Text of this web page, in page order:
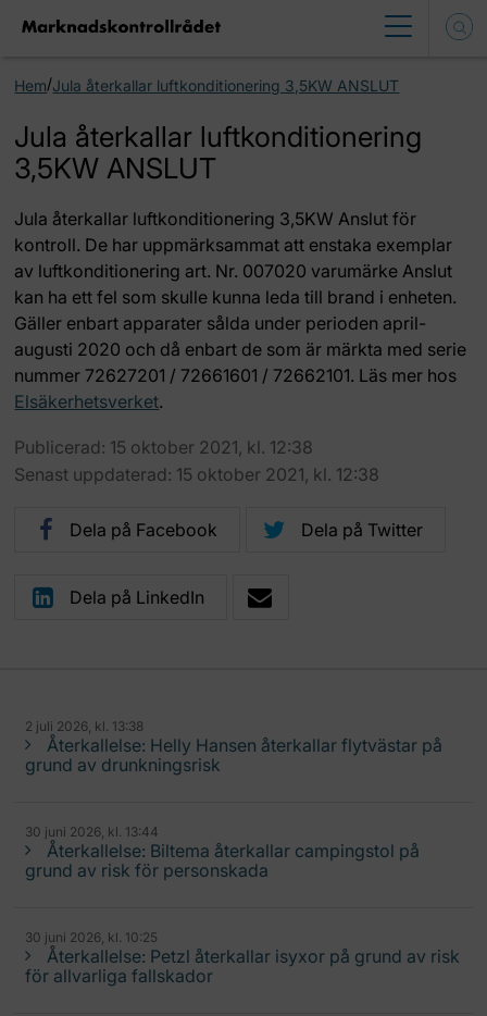
Hem/Jula återkallar luftkonditionering 3,5KW ANSLUT
Jula återkallar luftkonditionering
3,5KW ANSLUT
Jula återkallar luftkonditionering 3,5KW Anslut för
kontroll. De har uppmärksammat att enstaka exemplar
av luftkonditionering art. Nr. 007020 varumärke Anslut
kan ha ett fel som skulle kunna leda till brand i enheten.
Gäller enbart apparater sålda under perioden april-
augusti 2020 och då enbart de som är märkta med serie
nummer 72627201 / 72661601 / 72662101. Läs mer hos
Elsäkerhetsverket.
Publicerad: 15 oktober 2021, kl. 12:38
Senast uppdaterad: 15 oktober 2021, kl. 12:38
Dela på Facebook Dela på Twitter
Dela på LinkedIn
2 juli 2026, kl. 13:38
Återkallelse: Helly Hansen återkallar flytvästar på
grund av drunkningsrisk
30 juni 2026, kl. 13:44
Återkallelse: Biltema återkallar campingstol på
grund av risk för personskada
30 juni 2026, kl. 10:25
Återkallelse: Petzl återkallar isyxor på grund av risk
för allvarliga fallskador